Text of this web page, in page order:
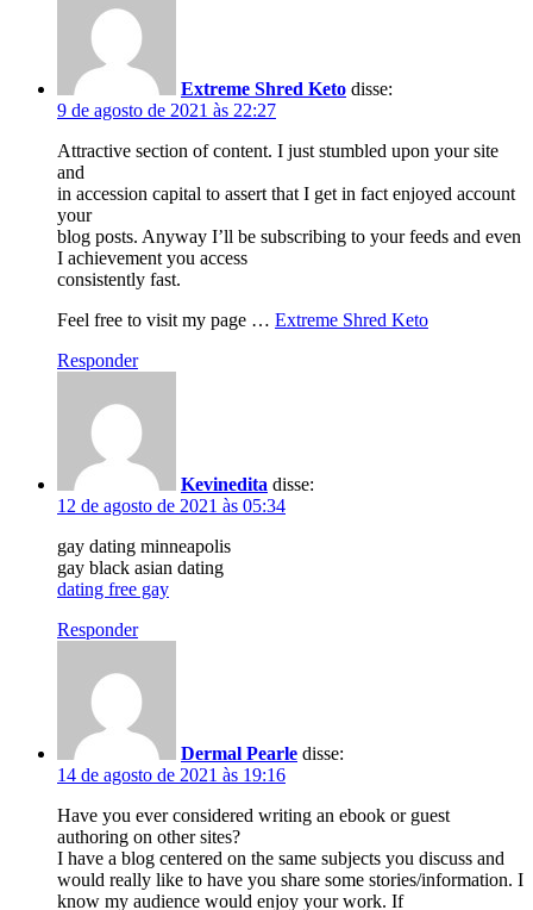
Extreme Shred Keto disse:
9 de agosto de 2021 às 22:27
Attractive section of content. I just stumbled upon your site
and
in accession capital to assert that I get in fact enjoyed account
your
blog posts. Anyway I’ll be subscribing to your feeds and even
I achievement you access
consistently fast.
Feel free to visit my page … Extreme Shred Keto
Responder
Kevinedita disse:
12 de agosto de 2021 às 05:34
gay dating minneapolis
gay black asian dating
dating free gay
Responder
Dermal Pearle disse:
14 de agosto de 2021 às 19:16
Have you ever considered writing an ebook or guest
authoring on other sites?
I have a blog centered on the same subjects you discuss and
would really like to have you share some stories/information. I
know my audience would enjoy your work. If